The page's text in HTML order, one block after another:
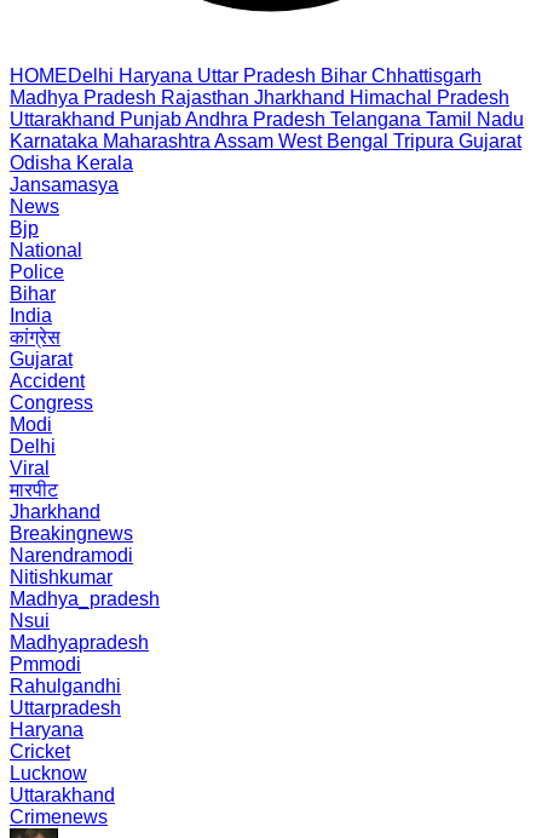
HOMEDelhi Haryana Uttar Pradesh Bihar Chhattisgarh
Madhya Pradesh Rajasthan Jharkhand Himachal Pradesh
Uttarakhand PunjabAndhra Pradesh Telangana Tamil Nadu
Karnataka Maharashtra Assam West Bengal Tripura Gujarat
Odisha Kerala
Jansamasya
News
Bjp
National
Police
Bihar
India
कांग्रेस
Gujarat
Accident
Congress
Modi
Delhi
Viral
मारपीट
Jharkhand
Breakingnews
Narendramodi
Nitishkumar
Madhya_pradesh
Nsui
Madhyapradesh
Pmmodi
Rahulgandhi
Uttarpradesh
Haryana
Cricket
Lucknow
Uttarakhand
Crimenews